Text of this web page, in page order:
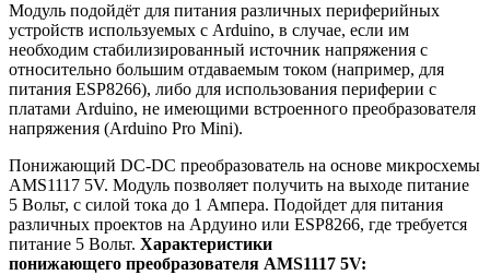
Модуль подойдёт для питания различных периферийных
устройств используемых с Arduino, в случае, если им
необходим стабилизированный источник напряжения с
относительно большим отдаваемым током (например, для
питания ESP8266), либо для использования периферии с
платами Arduino, не имеющими встроенного преобразователя
напряжения (Arduino Pro Mini).
Понижающий DC-DC преобразователь на основе микросхемы
AMS1117 5V. Модуль позволяет получить на выходе питание
5 Вольт, с силой тока до 1 Ампера. Подойдет для питания
различных проектов на Ардуино или ESP8266, где требуется
питание 5 Вольт. Характеристики
понижающего преобразователя AMS1117 5V: